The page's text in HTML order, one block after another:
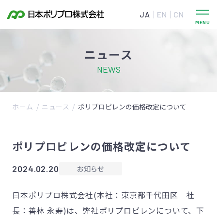
JA EN CN
ニュース
NEWS
ホーム ニュース ポリプロピレンの価格改定について
ポリプロピレンの価格改定について
2024.02.20 お知らせ
日本ポリプロ株式会社(本社：東京都千代田区 社
長：善林 永寿)は、弊社ポリプロピレンについて、下